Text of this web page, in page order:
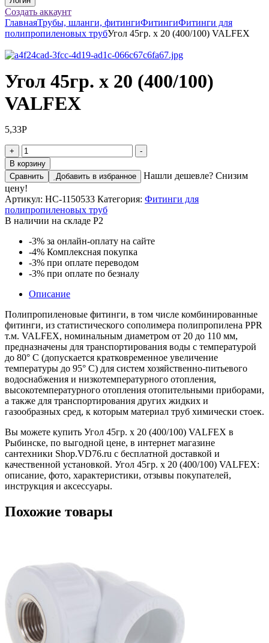
Создать аккаунт
ГлавнаяТрубы, шланги, фитингиФитингиФитинги для
полипропиленовых трубУгол 45гр. x 20 (400/100) VALFEX
Угол 45гр. x 20 (400/100)
VALFEX
5,33Р
+
Количество
товара
Угол
45гр.
x
20
(400/100)
VALFEX
-
В корзину
Сравнить
Добавить в избранное
Нашли дешевле? Снизим
цену!
Артикул: НС-1150533 Категория: Фитинги для
полипропиленовых труб
В наличии на складе Р2
-3% за онлайн-оплату на сайте
-4% Комплексная покупка
-3% при оплате переводом
-3% при оплате по безналу
Описание
Полипропиленовые фитинги, в том числе комбинированные
фитинги, из статистического сополимера полипропилена PPR
т.м. VALFEX, номинальным диаметром от 20 до 110 мм,
предназначены для транспортирования воды с температурой
до 80° С (допускается кратковременное увеличение
температуры до 95° С) для систем хозяйственно-питьевого
водоснабжения и низкотемпературного отопления,
высокотемпературного отопления отопительными приборами,
а также для транспортирования других жидких и
газообразных сред, к которым материал труб химически стоек.
Вы можете купить Угол 45гр. x 20 (400/100) VALFEX в
Рыбинске, по выгодной цене, в интернет магазине
сантехники Shop.VD76.ru с бесплатной доставкой и
качественной установкой. Угол 45гр. x 20 (400/100) VALFEX:
описание, фото, характеристики, отзывы покупателей,
инструкция и аксессуары.
Похожие товары